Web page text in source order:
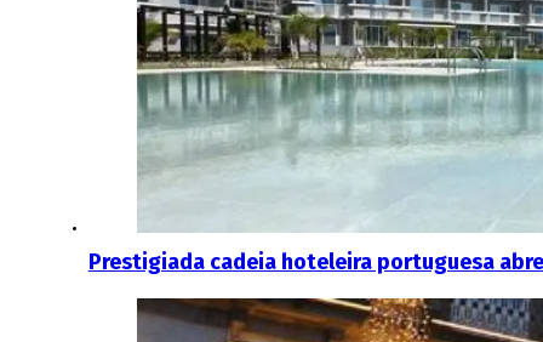
Prestigiada cadeia hoteleira portuguesa